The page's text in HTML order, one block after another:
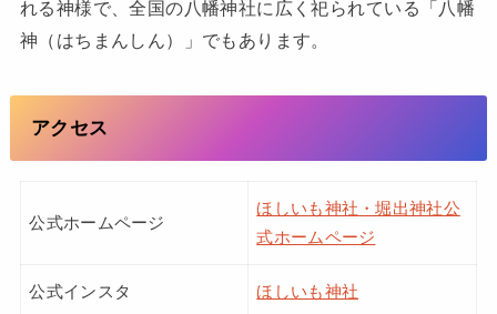
れる神様で、全国の八幡神社に広く祀られている「八幡
神（はちまんしん）」でもあります。
アクセス
公式ホームページ
ほしいも神社・堀出神社公
式ホームページ
公式インスタ ほしいも神社